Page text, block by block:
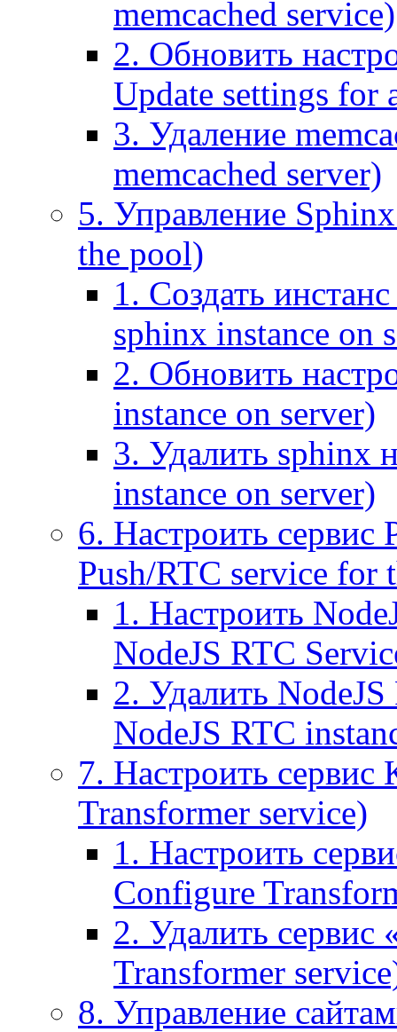
memcached service)
2. Обновить
Update settings for
3. Удаление
memcached server)
5. Управление
the pool)
1. Создать
sphinx instance on
2. Обновить
instance on server)
3. Удалить sphinx
instance on server)
6. Настроить
Push/RTC service for
1. Настроить
NodeJS RTC
2. Удалить
NodeJS RTC
7. Настроить
Transformer service)
1. Настроить
Configure
2. Удалить сервис
Transformer
8. Управление